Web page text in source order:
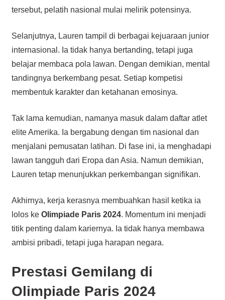
tersebut, pelatih nasional mulai melirik potensinya.
Selanjutnya, Lauren tampil di berbagai kejuaraan junior
internasional. Ia tidak hanya bertanding, tetapi juga
belajar membaca pola lawan. Dengan demikian, mental
tandingnya berkembang pesat. Setiap kompetisi
membentuk karakter dan ketahanan emosinya.
Tak lama kemudian, namanya masuk dalam daftar atlet
elite Amerika. Ia bergabung dengan tim nasional dan
menjalani pemusatan latihan. Di fase ini, ia menghadapi
lawan tangguh dari Eropa dan Asia. Namun demikian,
Lauren tetap menunjukkan perkembangan signifikan.
Akhirnya, kerja kerasnya membuahkan hasil ketika ia
lolos ke Olimpiade Paris 2024. Momentum ini menjadi
titik penting dalam kariernya. Ia tidak hanya membawa
ambisi pribadi, tetapi juga harapan negara.
Prestasi Gemilang di
Olimpiade Paris 2024